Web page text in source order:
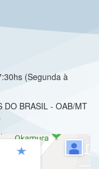
(Segunda à
DO BRASIL - OAB/MT